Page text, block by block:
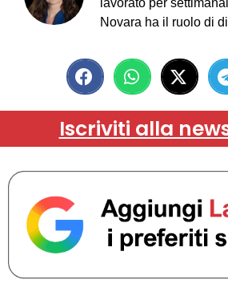
lavorato per
Novara ha il ruolo di
Iscriviti alla